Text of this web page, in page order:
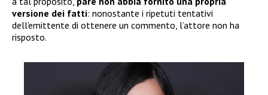
versione dei fatti: nonostante i ripetuti tentativi
dell’emittente di ottenere un commento, l’attore non ha
risposto.